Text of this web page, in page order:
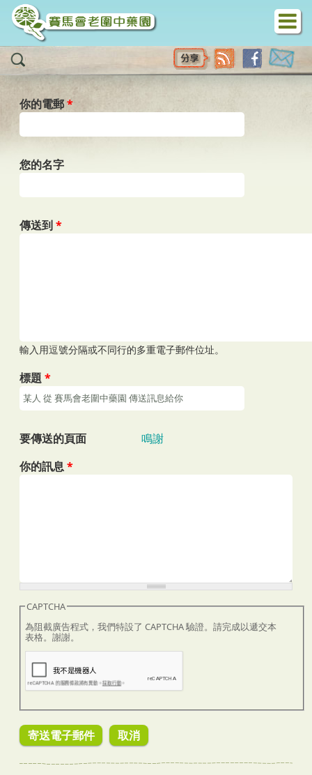
移至主內容
你的電郵*
您的名字
傳送到*
輸入用逗號分隔或不同行的多重電子郵件位址。
標題 *
要傳送的頁面
鳴謝
你的訊息*
CAPTCHA
為阻截廣告程式，我們特設了 CAPTCHA 驗證。請完成以遞交本
表格。謝謝。